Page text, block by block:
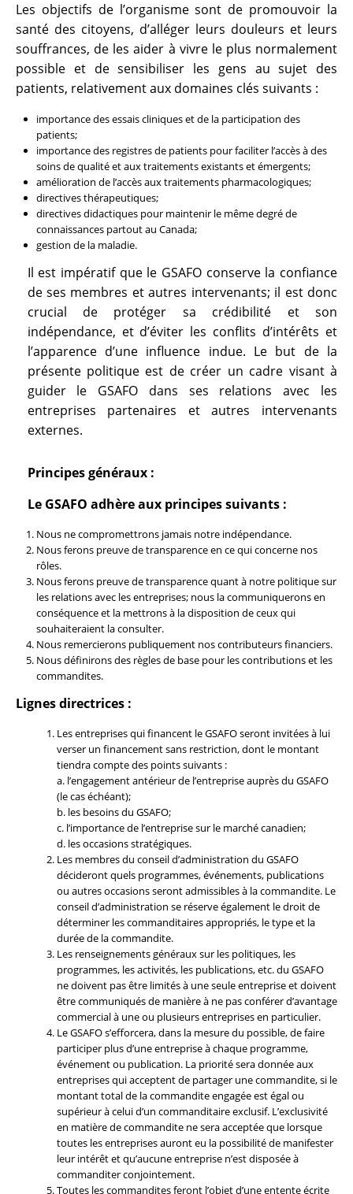
Les objectifs de l’organisme sont de promouvoir la
santé des citoyens, d’alléger leurs douleurs et leurs
souffrances, de les aider à vivre le plus normalement
possible et de sensibiliser les gens au sujet des
patients, relativement aux domaines clés suivants :
importance des essais cliniques et de la participation des
patients;
importance des registres de patients pour faciliter l’accès à des
soins de qualité et aux traitements existants et émergents;
amélioration de l’accès aux traitements pharmacologiques;
directives thérapeutiques;
directives didactiques pour maintenir le même degré de
connaissances partout au Canada;
gestion de la maladie.
Il est impératif que le GSAFO conserve la confiance
de ses membres et autres intervenants; il est donc
crucial de protéger sa crédibilité et son
indépendance, et d’éviter les conflits d’intérêts et
l’apparence d’une influence indue. Le but de la
présente politique est de créer un cadre visant à
guider le GSAFO dans ses relations avec les
entreprises partenaires et autres intervenants
externes.
Principes généraux :
Le GSAFO adhère aux principes suivants :
Nous ne compromettrons jamais notre indépendance.
Nous ferons preuve de transparence en ce qui concerne nos
rôles.
Nous ferons preuve de transparence quant à notre politique sur
les relations avec les entreprises; nous la communiquerons en
conséquence et la mettrons à la disposition de ceux qui
souhaiteraient la consulter.
Nous remercierons publiquement nos contributeurs financiers.
Nous définirons des règles de base pour les contributions et les
commandites.
Lignes directrices :
Les entreprises qui financent le GSAFO seront invitées à lui
verser un financement sans restriction, dont le montant
tiendra compte des points suivants :
a. l’engagement antérieur de l’entreprise auprès du GSAFO
(le cas échéant);
b. les besoins du GSAFO;
c. l’importance de l’entreprise sur le marché canadien;
d. les occasions stratégiques.
Les membres du conseil d’administration du GSAFO
décideront quels programmes, événements, publications
ou autres occasions seront admissibles à la commandite. Le
conseil d’administration se réserve également le droit de
déterminer les commanditaires appropriés, le type et la
durée de la commandite.
Les renseignements généraux sur les politiques, les
programmes, les activités, les publications, etc. du GSAFO
ne doivent pas être limités à une seule entreprise et doivent
être communiqués de manière à ne pas conférer d’avantage
commercial à une ou plusieurs entreprises en particulier.
Le GSAFO s’efforcera, dans la mesure du possible, de faire
participer plus d’une entreprise à chaque programme,
événement ou publication. La priorité sera donnée aux
entreprises qui acceptent de partager une commandite, si le
montant total de la commandite engagée est égal ou
supérieur à celui d’un commanditaire exclusif. L’exclusivité
en matière de commandite ne sera acceptée que lorsque
toutes les entreprises auront eu la possibilité de manifester
leur intérêt et qu’aucune entreprise n’est disposée à
commanditer conjointement.
Toutes les commandites feront l’objet d’une entente écrite